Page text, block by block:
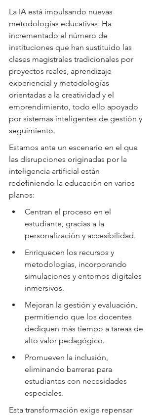
La IA está impulsando nuevas
metodologías educativas. Ha
incrementado el número de
instituciones que han sustituido las
clases magistrales tradicionales por
proyectos reales, aprendizaje
experiencial y metodologías
orientadas a la creatividad y el
emprendimiento, todo ello apoyado
por sistemas inteligentes de gestión y
seguimiento.
Estamos ante un escenario en el que
las disrupciones originadas por la
inteligencia artificial están
redefiniendo la educación en varios
planos:
Centran el proceso en el
estudiante, gracias a la
personalización y accesibilidad.
Enriquecen los recursos y
metodologías, incorporando
simulaciones y entornos digitales
inmersivos.
Mejoran la gestión y evaluación,
permitiendo que los docentes
dediquen más tiempo a tareas de
alto valor pedagógico.
Promueven la inclusión,
eliminando barreras para
estudiantes con necesidades
especiales.
Esta transformación exige repensar